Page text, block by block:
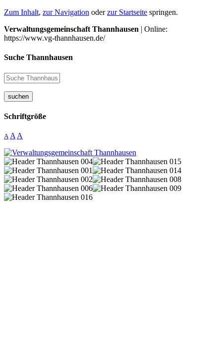
Zum Inhalt, zur Navigation oderzur Startseite springen.
Verwaltungsgemeinschaft Thannhausen | Online:
https://www.vg-thannhausen.de/
Suche Thannhausen
suchen
Schriftgröße
A A A